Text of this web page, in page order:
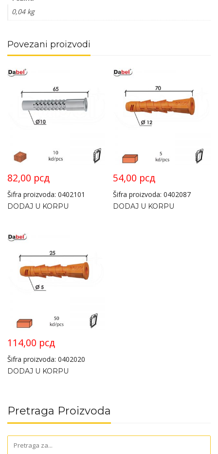
0,04 kg
Povezani proizvodi
82,00 рсд
Šifra proizvoda: 0402101
DODAJ U KORPU
54,00 рсд
Šifra proizvoda: 0402087
DODAJ U KORPU
114,00 рсд
Šifra proizvoda: 0402020
DODAJ U KORPU
Pretraga Proizvoda